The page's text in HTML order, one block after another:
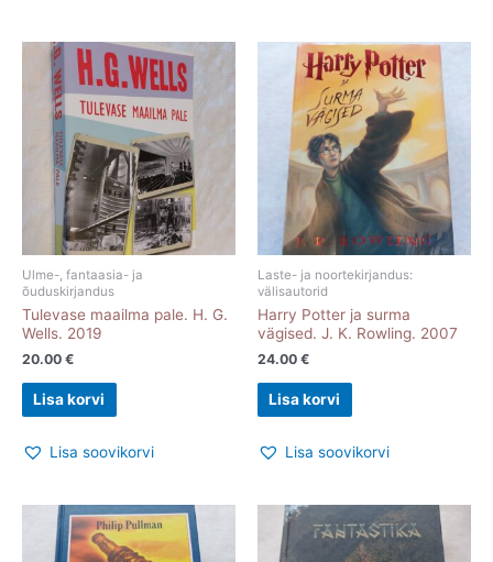
Ulme-, fantaasia- ja
õuduskirjandus
Tulevase maailma pale. H. G.
Wells. 2019
20.00 €
Lisa korvi
Lisa soovikorvi
Laste- ja noortekirjandus:
välisautorid
Harry Potter ja surma
vägised. J. K. Rowling. 2007
24.00 €
Lisa korvi
Lisa soovikorvi